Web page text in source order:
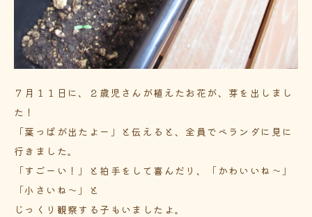
７月１１日に、２歳児さんが植えたお花が、芽を出しまし
た！
「葉っぱが出たよー」と伝えると、全員でベランダに見に
行きました。
「すごーい！」と拍手をして喜んだり、「かわいいね～」
「小さいね～」と
じっくり観察する子もいましたよ。